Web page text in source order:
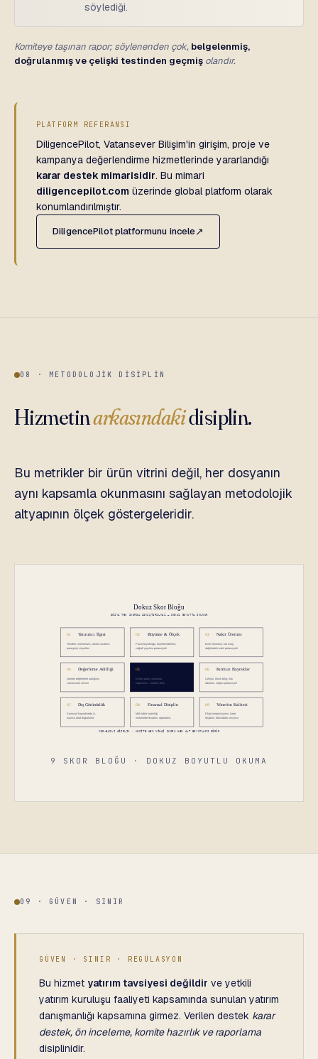
söylediği.
Komiteye taşınan rapor; söylenenden çok, belgelenmiş,
doğrulanmış ve çelişki testinden geçmiş olandır.
PLATFORM REFERANSI
DiligencePilot, Vatansever Bilişim'in girişim, proje ve
kampanya değerlendirme hizmetlerinde yararlandığı
karar destek mimarisidir. Bu mimari
diligencepilot.com üzerinde global platform olarak
konumlandırılmıştır.
DiligencePilot platformunu incele↗
08 · METODOLOJIK DISIPLIN
Hizmetinarkasındakidisiplin.
Bu metrikler bir ürün vitrini değil, her dosyanın
aynı kapsamla okunmasını sağlayan metodolojik
altyapının ölçek göstergeleridir.
9 SKOR BLOĞU · DOKUZ BOYUTLU OKUMA
09 · GÜVEN · SINIR
GÜVEN · SINIR · REGÜLASYON
Bu hizmet yatırım tavsiyesi değildir ve yetkili
yatırım kuruluşu faaliyeti kapsamında sunulan yatırım
danışmanlığı kapsamına girmez. Verilen destek karar
destek, ön inceleme, komite hazırlık ve raporlama
disiplinidir.